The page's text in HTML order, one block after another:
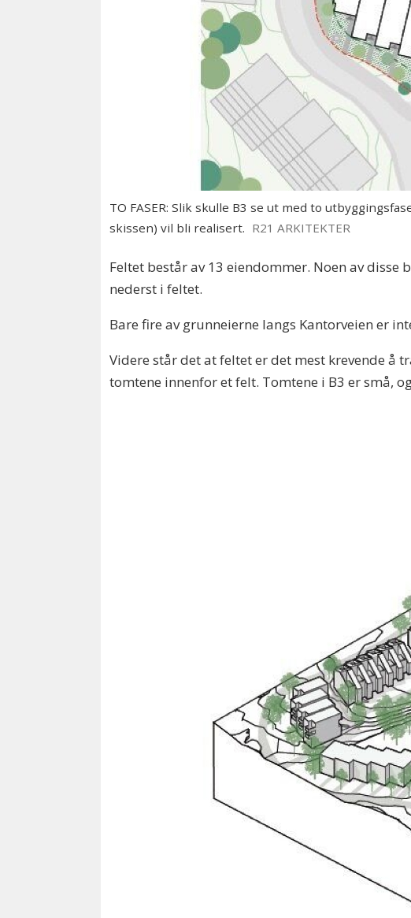
TO FASER: Slik skulle B3 se ut med to
skissen) vil bli realisert. R21 ARKITEKTER
Feltet består av 13 eiendommer. Noen av
nederst i feltet.
Bare fire av grunneierne langs Kantorveien er
Videre står det at feltet er det mest krevende å
tomtene innenfor et felt. Tomtene i B3 er små,